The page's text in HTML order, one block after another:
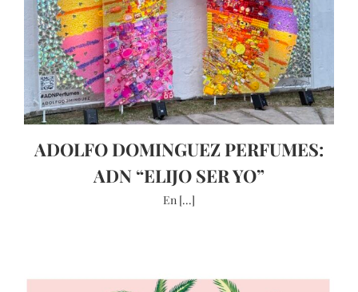
ADOLFO DOMINGUEZ PERFUMES:
ADN “ELIJO SER YO”
En [...]